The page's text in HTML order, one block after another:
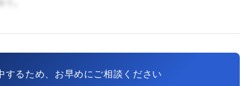
するため、お早めにご相談ください